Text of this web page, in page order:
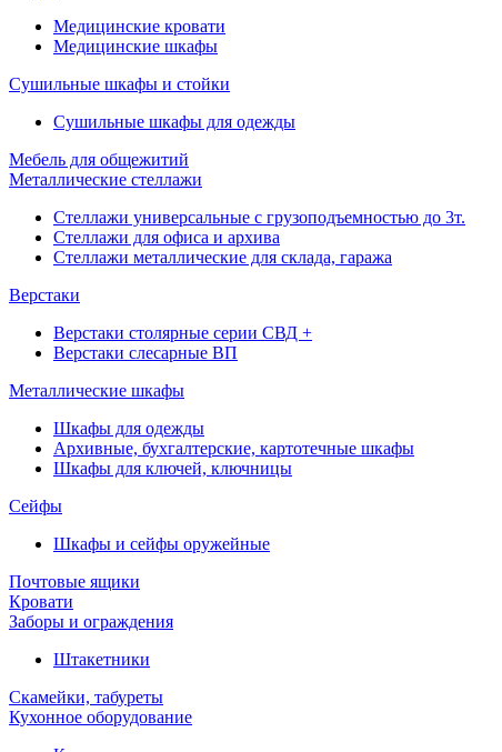
Медицинские кровати
Медицинские шкафы
Сушильные шкафы и стойки
Сушильные шкафы для одежды
Мебель для общежитий
Металлические стеллажи
Стеллажи универсальные с грузоподъемностью до 3т.
Стеллажи для офиса и архива
Стеллажи металлические для склада, гаража
Верстаки
Верстаки столярные серии СВД +
Верстаки слесарные ВП
Металлические шкафы
Шкафы для одежды
Архивные, бухгалтерские, картотечные шкафы
Шкафы для ключей, ключницы
Сейфы
Шкафы и сейфы оружейные
Почтовые ящики
Кровати
Заборы и ограждения
Штакетники
Скамейки, табуреты
Кухонное оборудование